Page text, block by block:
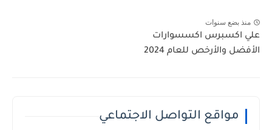
منذ بضع سنوات
علي اكسبرس اكسسوارات
الأفضل والأرخص للعام 2024
مواقع التواصل الاجتماعي